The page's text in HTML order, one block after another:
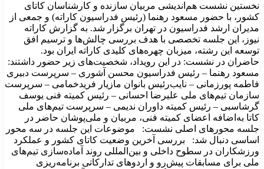
نخستین نشست هم‌اندیشی مربیان سازنده و کارشناسان کاتای
کشور، با حضور مسعود رهنما (رئیس فدراسیون کاراته) و جمعی از
مدیران ارشد فدراسیون در تهران برگزار شد. به گزارش کاراته
نیوز، این جلسه تخصصی با هدف بررسی چالش‌ها و ترسیم افق
توسعه این رشته، میزبان چهره‌های کلیدی کاراته ایران بود.
حاضران در نشست: در این رویداد، شخصیت‌های زیر حضور داشتند:
مسعود رهنما – رئیس فدراسیون محسن آشوری – سرپرست دبیری
فاطمه پورزمانی – نایب‌رئیس بانوان مازیار فریدخمامی – سرپرست
سازمان تیم‌های ملی علیرضا احسانی – رئیس کمیته فنی یوسف
گرشاسبی – رئیس کمیته داوران ندیمی – سرپرست تیم‌های ملی
کاتا به‌اضافه اعضای کمیته فنی، مربیان و ملی‌پوشان حاضر در
جلسه محورهای اصلی نشست: موضوعات این جلسه در سه محور
اساسی دنبال شد: بررسی آخرین وضعیت کاتای کشور و عملکرد
ورزشکاران در سطوح داخلی و بین‌المللی روند آماده‌سازی تیم‌های
ملی برای مسابقات پیش‌رو و اردوهای تدارکاتی برنامه‌ریزی